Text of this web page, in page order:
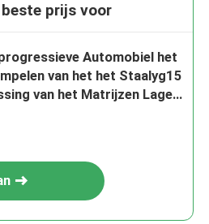
prijs voor
Automobiel het
van het het Staalyg15
van het Matrijzen Lage